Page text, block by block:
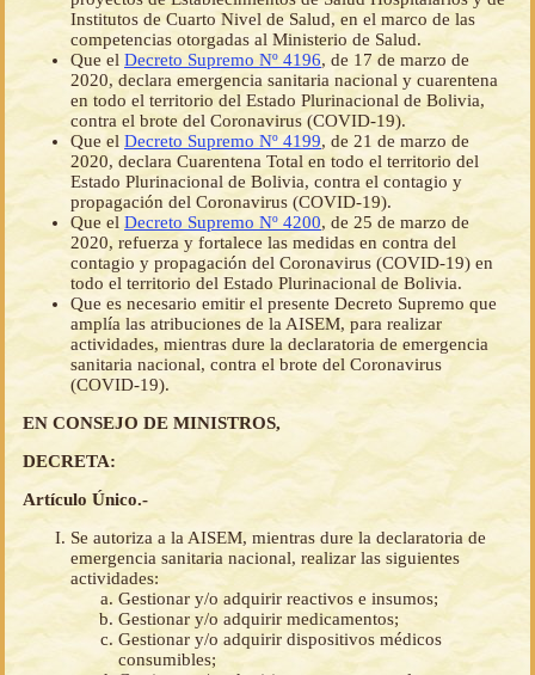
Institutos de Cuarto Nivel de Salud, en el marco de las
competencias otorgadas al Ministerio de Salud.
Que el Decreto Supremo Nº 4196, de 17 de marzo de
2020, declara emergencia sanitaria nacional y cuarentena
en todo el territorio del Estado Plurinacional de Bolivia,
contra el brote del Coronavirus (COVID-19).
Que el Decreto Supremo Nº 4199, de 21 de marzo de
2020, declara Cuarentena Total en todo el territorio del
Estado Plurinacional de Bolivia, contra el contagio y
propagación del Coronavirus (COVID-19).
Que el Decreto Supremo Nº 4200, de 25 de marzo de
2020, refuerza y fortalece las medidas en contra del
contagio y propagación del Coronavirus (COVID-19) en
todo el territorio del Estado Plurinacional de Bolivia.
Que es necesario emitir el presente Decreto Supremo que
amplía las atribuciones de la AISEM, para realizar
actividades, mientras dure la declaratoria de emergencia
sanitaria nacional, contra el brote del Coronavirus
(COVID-19).
EN CONSEJO DE MINISTROS,
DECRETA:
Artículo Único.-
Se autoriza a la AISEM, mientras dure la declaratoria de
emergencia sanitaria nacional, realizar las siguientes
actividades:
Gestionar y/o adquirir reactivos e insumos;
Gestionar y/o adquirir medicamentos;
Gestionar y/o adquirir dispositivos médicos
consumibles;